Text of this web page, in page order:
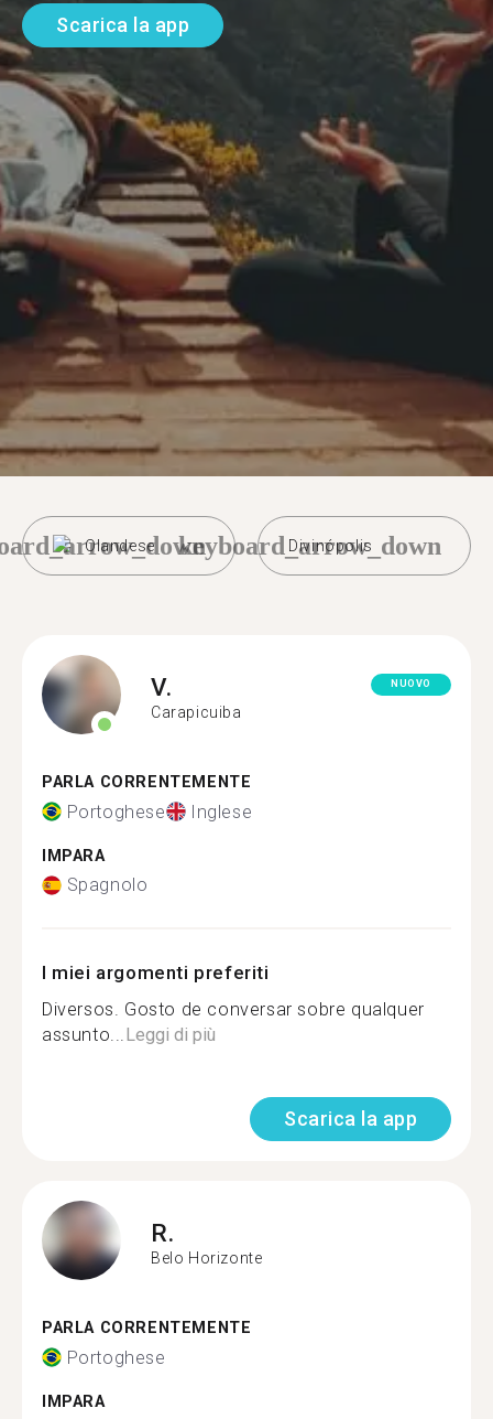
Scarica la app
Olandese Divinópolis
keyboard_arrow_down
V.
Carapicuiba
NUOVO
PARLA CORRENTEMENTE
Portoghese Inglese
IMPARA
Spagnolo
I miei argomenti preferiti
Diversos. Gosto de conversar sobre qualquer
assunto...Leggi di più
Scarica la app
R.
Belo Horizonte
PARLA CORRENTEMENTE
Portoghese
IMPARA